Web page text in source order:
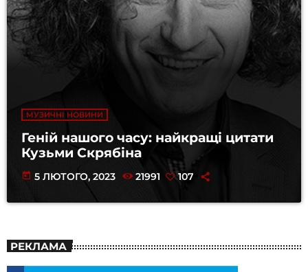
МУЗИЧНІ НОВИНИ
Геній нашого часу: найкращі цитати
Кузьми Скрябіна
today 5 ЛЮТОГО, 2023 21991 107
РЕКЛАМА